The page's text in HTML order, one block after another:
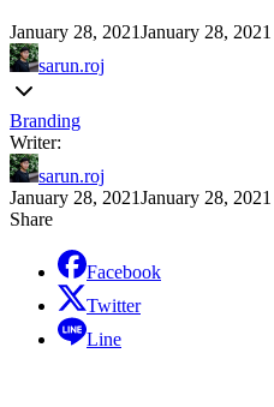
January 28, 2021January 28, 2021
sarun.roj
Branding
Writer:
sarun.roj
January 28, 2021January 28, 2021
Share
Facebook
Twitter
Line